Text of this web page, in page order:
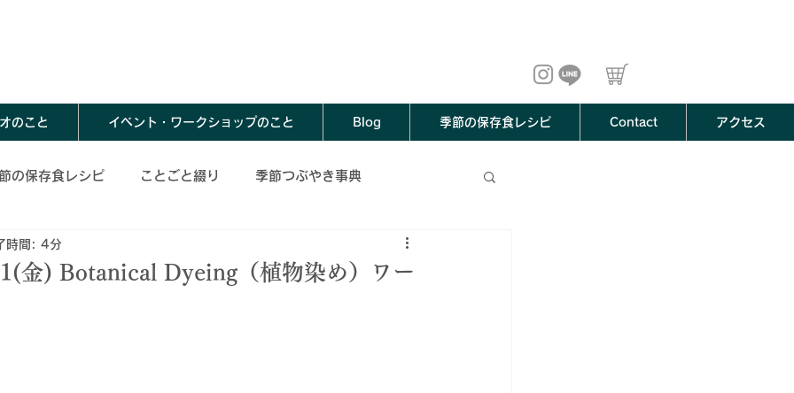
のこと イベント・ワークショップのこと Blog 季節の保存食レシピ Contact アクセス
の保存食レシピ ことごと綴り 季節つぶやき事典
食レシピ
金) Botanical Dyeing（植物染め）ワー
時間: 4分